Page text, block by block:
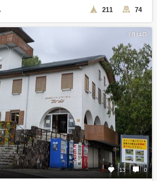
211 74
7月14日
13 0